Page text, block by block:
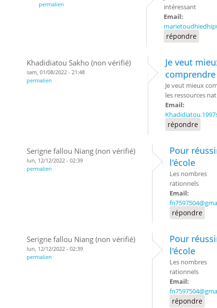
permalien
intéressant
Email:
répondre
Khadidiatou Sakho (non vérifié)
sam, 01/08/2022 - 21:48
permalien
Je veut
Je veut mieux
les ressources
Email:
répondre
Serigne fallou Niang (non vérifié)
lun, 12/12/2022 - 02:39
permalien
Pour
l'école
Les nombres
rationnels
Email:
répondre
Serigne fallou Niang (non vérifié)
lun, 12/12/2022 - 02:39
permalien
Pour
l'école
Les nombres
rationnels
Email:
répondre